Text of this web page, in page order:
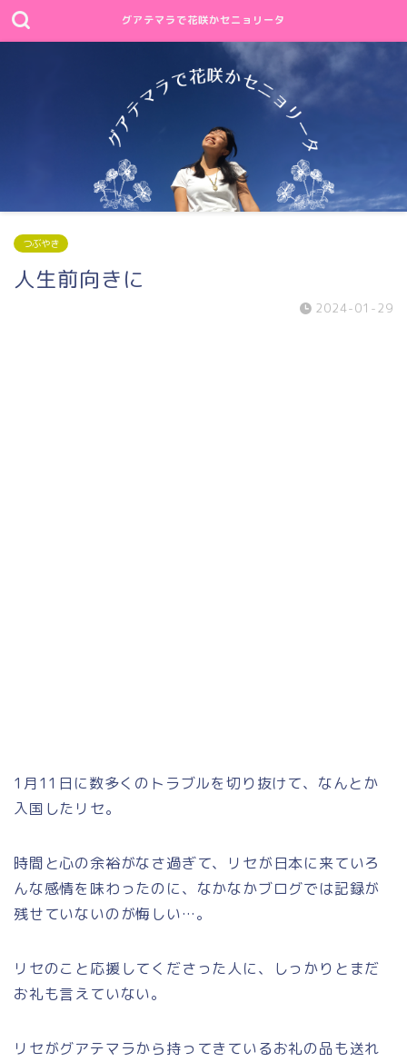
グアテマラで花咲かセニョリータ
つぶやき
人生前向きに
2024-01-29
1月11日に数多くのトラブルを切り抜けて、なんとか
入国したリセ。
時間と心の余裕がなさ過ぎて、リセが日本に来ていろ
んな感情を味わったのに、なかなかブログでは記録が
残せていないのが悔しい…。
リセのこと応援してくださった人に、しっかりとまだ
お礼も言えていない。
リセがグアテマラから持ってきているお礼の品も送れ